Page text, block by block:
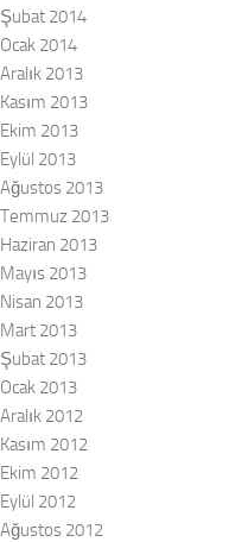
Şubat 2014
Ocak 2014
Aralık 2013
Kasım 2013
Ekim 2013
Eylül 2013
Ağustos 2013
Temmuz 2013
Haziran 2013
Mayıs 2013
Nisan 2013
Mart 2013
Şubat 2013
Ocak 2013
Aralık 2012
Kasım 2012
Ekim 2012
Eylül 2012
Ağustos 2012